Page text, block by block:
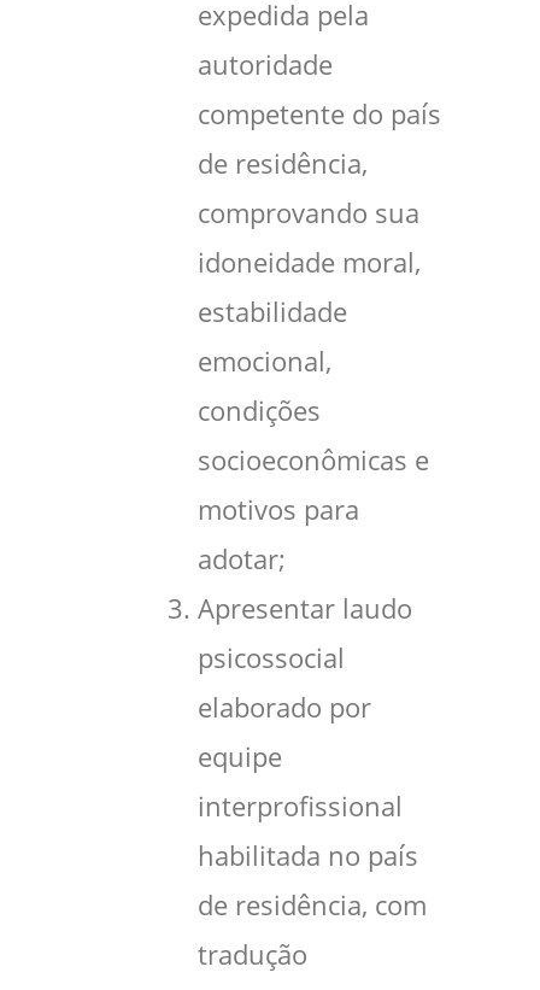
expedida pela
autoridade
competente do país
de residência,
comprovando sua
idoneidade moral,
estabilidade
emocional,
condições
socioeconômicas e
motivos para
adotar;
Apresentar laudo
psicossocial
elaborado por
equipe
interprofissional
habilitada no país
de residência, com
tradução